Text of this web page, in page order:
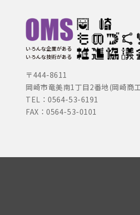
いろんな企業がある
いろんな技術がある
〒444-8611
岡崎市竜美南1丁目2番地(岡崎商
TEL：0564-53-6191
FAX：0564-53-0101